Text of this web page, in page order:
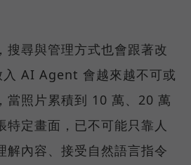
搜尋與管理方式也會跟著改
入 AI Agent 會越來越不可或
當照片累積到 10 萬、20 萬
特定畫面，已不可能只靠人
解內容、接受自然語言指令